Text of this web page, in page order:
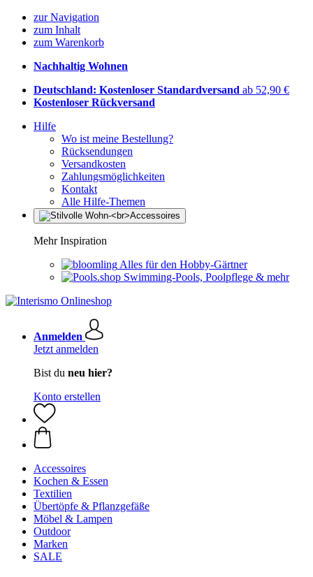
zur Navigation
zum Inhalt
zum Warenkorb
Nachhaltig Wohnen
Deutschland: Kostenloser Standardversand ab 52,90 €
Kostenloser Rückversand
Hilfe
Wo ist meine Bestellung?
Rücksendungen
Versandkosten
Zahlungsmöglichkeiten
Kontakt
Alle Hilfe-Themen
Mehr Inspiration
Alles für den Hobby-Gärtner
Swimming-Pools, Poolpflege & mehr
Anmelden
Jetzt anmelden
Bist du neu hier?
Konto erstellen
Accessoires
Kochen & Essen
Textilien
Übertöpfe & Pflanzgefäße
Möbel & Lampen
Outdoor
Marken
SALE